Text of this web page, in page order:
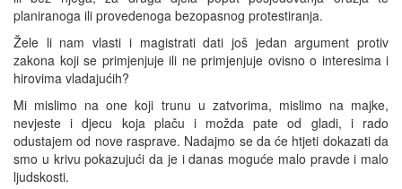
planiranoga ili provedenoga bezopasnog protestiranja.
Žele li nam vlasti i magistrati dati još jedan argument protiv
zakona koji se primjenjuje ili ne primjenjuje ovisno o interesima i
hirovima vladajućih?
Mi mislimo na one koji trunu u zatvorima, mislimo na majke,
nevjeste i djecu koja plaču i možda pate od gladi, i rado
odustajem od nove rasprave. Nadajmo se da će htjeti dokazati da
smo u krivu pokazujući da je i danas moguće malo pravde i malo
ljudskosti.